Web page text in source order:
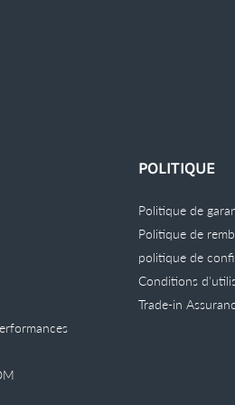
POLITIQUE
Politique de
Politique de
politique de
Conditions
Trade-in